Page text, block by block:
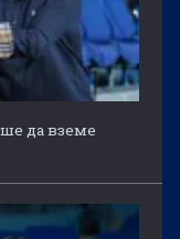
да вземе